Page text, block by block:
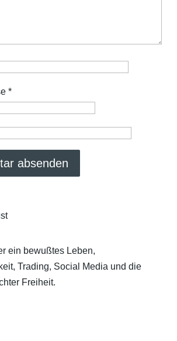
*
ein bewußtes Leben,
Trading, Social Media und die
Freiheit.